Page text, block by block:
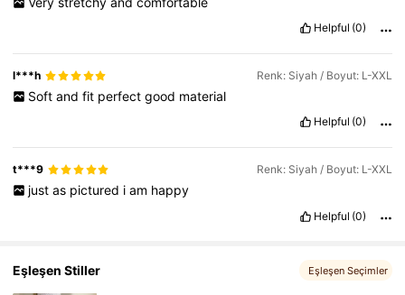
Helpful (0)
l***h Renk: Siyah / Boyut: L-XXL
Soft and fit perfect good material
Helpful (0)
t***9 Renk: Siyah / Boyut: L-XXL
just as pictured i am happy
Helpful (0)
Eşleşen Stiller Eşleşen Seçimler